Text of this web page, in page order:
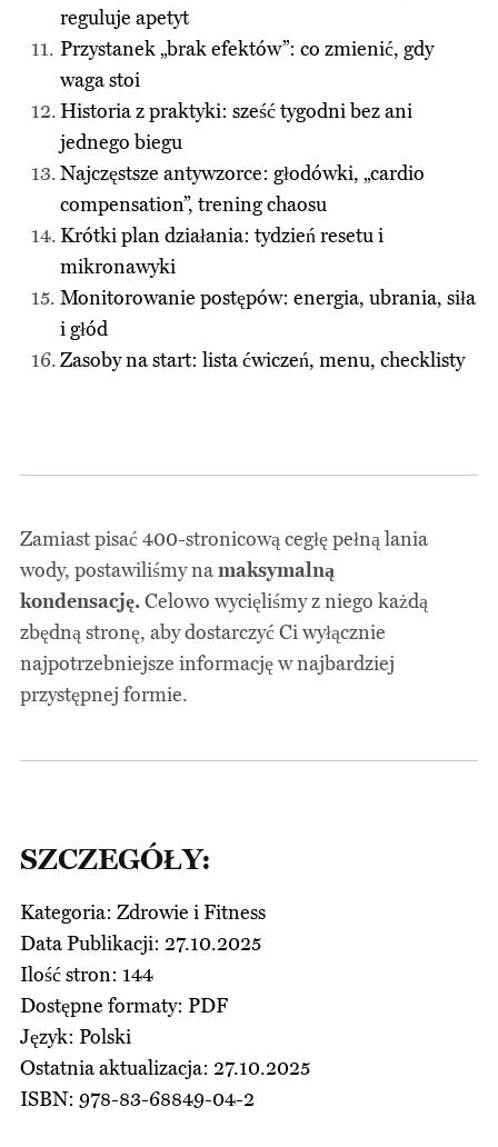
reguluje apetyt
Przystanek „brak efektów”: co zmienić, gdy
waga stoi
Historia z praktyki: sześć tygodni bez ani
jednego biegu
Najczęstsze antywzorce: głodówki, „cardio
compensation”, trening chaosu
Krótki plan działania: tydzień resetu i
mikronawyki
Monitorowanie postępów: energia, ubrania, siła
i głód
Zasoby na start: lista ćwiczeń, menu, checklisty
Zamiast pisać 400-stronicową cegłę pełną lania
wody, postawiliśmy namaksymalną
kondensację.Celowo wycięliśmy z niego każdą
zbędną stronę, aby dostarczyć Ci wyłącznie
najpotrzebniejsze informację w najbardziej
przystępnej formie.
SZCZEGÓŁY:
Kategoria: Zdrowie i Fitness
Data Publikacji: 27.10.2025
Ilość stron: 144
Dostępne formaty: PDF
Język: Polski
Ostatnia aktualizacja: 27.10.2025
ISBN: 978-83-68849-04-2